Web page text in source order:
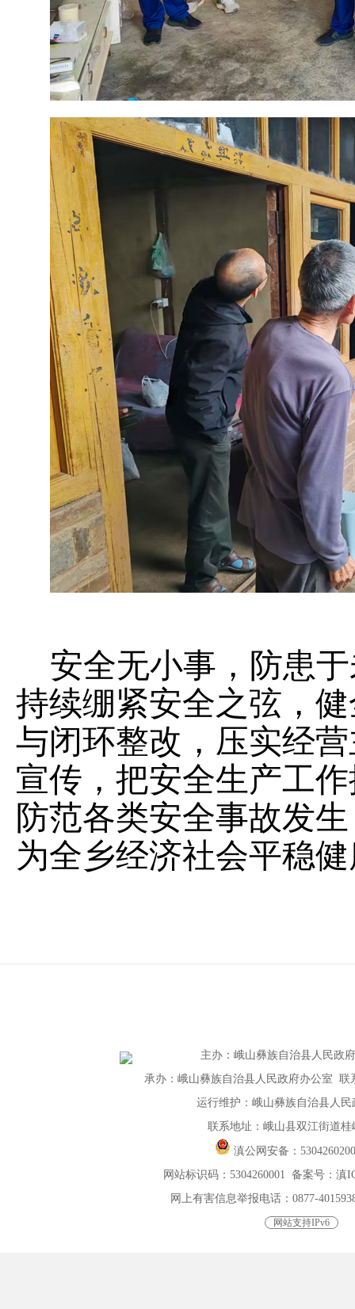
安全无小事，防患
持续绷紧安全之弦，
与闭环整改，压实经
宣传，把安全生产工
防范各类安全事故发
为全乡经济社会平稳
主办： 峨山彝族自治县人民政
承办：峨山彝族自治县人民政府办公室 联
运行维护：峨山彝族自治县人民
联系地址：峨山县双江街道桂
滇公网安备：
网站标识码：5304260001 备案号：滇
网上有害信息举报电话：0877-
网站支持IPv6